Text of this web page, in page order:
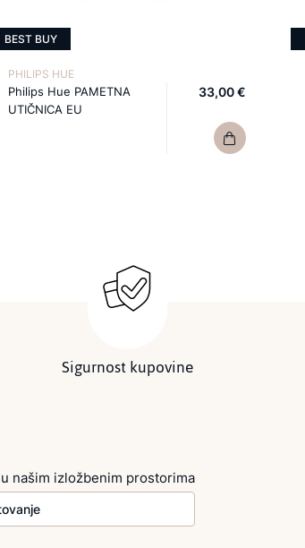
BEST BUY
PHILIPS HUE
Philips Hue PAMETNA
UTIČNICA EU
33,00 €
Sigurnost kupovine
našim izložbenim prostorima